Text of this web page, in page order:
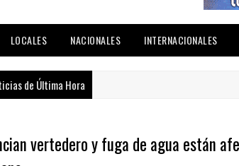
LOCALES
NACIONALES INTERNACIONALES
de Última Hora
vertedero y fuga de agua están